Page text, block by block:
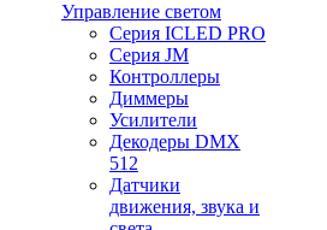
Управление светом
Серия ICLED PRO
Серия JM
Контроллеры
Диммеры
Усилители
Декодеры DMX
512
Датчики
движения, звука и